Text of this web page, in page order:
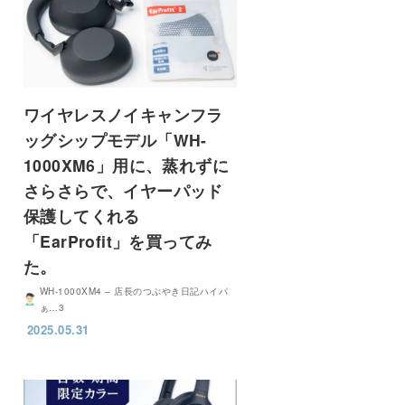
ワイヤレスノイキャンフラ
ッグシップモデル「WH-
1000XM6」用に、蒸れずに
さらさらで、イヤーパッド
保護してくれる
「EarProfit」を買ってみ
た。
WH-1000XM4 – 店長のつぶやき日記ハイパ
ぁ…3
2025.05.31